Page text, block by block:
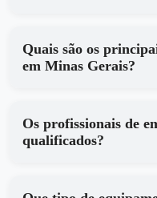
Quais são os
em Minas Gerais?
Os profissionais de em Minas Gerais são
qualificados?